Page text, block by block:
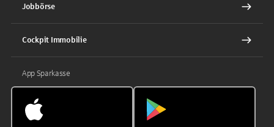
Jobbörse
Cockpit Immobilie
App Sparkasse